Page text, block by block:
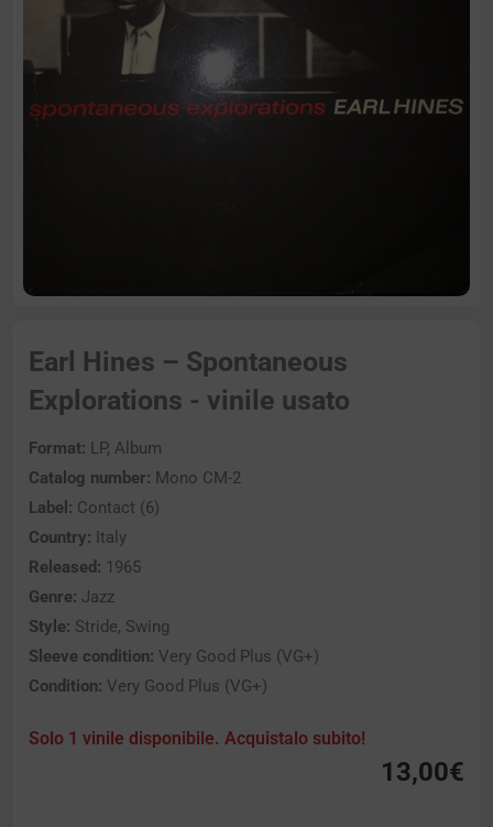
Earl Hines – Spontaneous
Explorations - vinile usato
Format: LP, Album
Catalog number: Mono CM-2
Label: Contact (6)
Country: Italy
Released: 1965
Genre: Jazz
Style: Stride, Swing
Sleeve condition: Very Good Plus (VG+)
Condition: Very Good Plus (VG+)
Solo 1 vinile disponibile. Acquistalo subito!
13,00€